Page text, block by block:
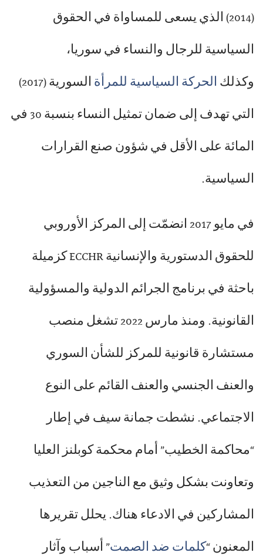
(2014) الذي يسعى للمساواة في الحقوق
السياسية للرجال والنساء في سوريا،
وكذلك الحركة السياسية للمرأة
السورية (2017)
التي تهدف إلى ضمان تمثيل النساء بنسبة 30 في
المائة على الأقل في شؤون صنع القرارات
السياسية.
في مايو 2017 انضمّت إلى المركز الأوروبي
للحقوق الدستورية والإنسانية ECCHR كزميلة
باحثة في برنامج الجرائم الدولية والمسؤولية
القانونية. ومنذ مارس 2022 تشغل منصب
مستشارة قانونية للمركز للشأن السوري
والعنف الجنسي والعنف القائم على النوع
الاجتماعي. نشطت جمانة سيف في إطار
“محاكمة الخطيب” أمام محكمة كوبلنز العليا
وتعاونت بشكل وثيق مع الناجين من التعذيب
المشاركين في الادعاء هناك. يحلل تقريرها
المعنون “كلمات ضد الصمت” أسباب وآثار